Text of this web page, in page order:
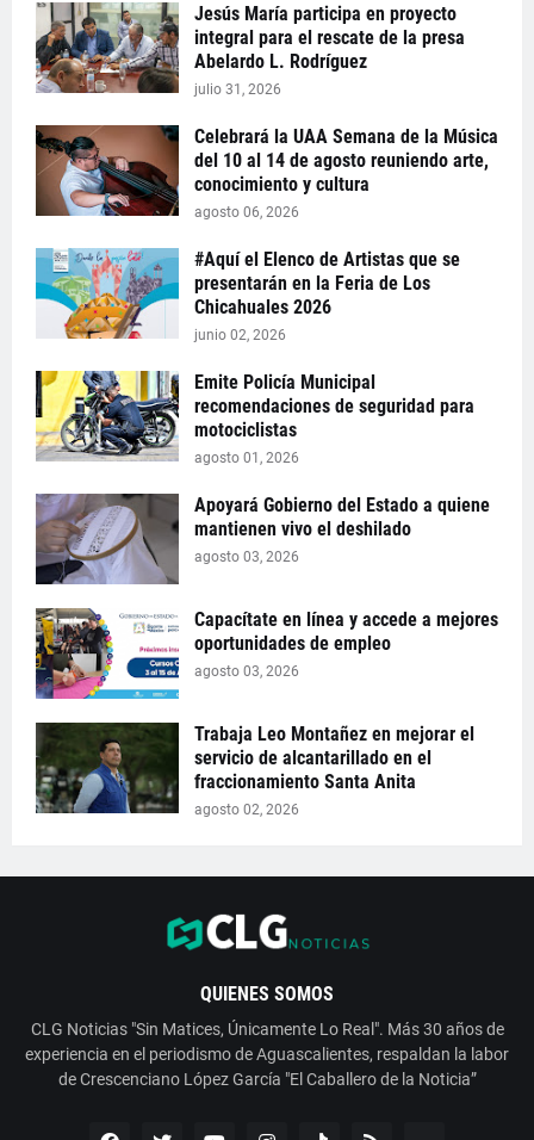
Jesús María participa en proyecto
integral para el rescate de la presa
Abelardo L. Rodríguez
julio 31, 2026
Celebrará la UAA Semana de la Música
del 10 al 14 de agosto reuniendo arte,
conocimiento y cultura
agosto 06, 2026
#Aquí el Elenco de Artistas que se
presentarán en la Feria de Los
Chicahuales 2026
junio 02, 2026
Emite Policía Municipal
recomendaciones de seguridad para
motociclistas
agosto 01, 2026
Apoyará Gobierno del Estado a quiene
mantienen vivo el deshilado
agosto 03, 2026
Capacítate en línea y accede a mejores
oportunidades de empleo
agosto 03, 2026
Trabaja Leo Montañez en mejorar el
servicio de alcantarillado en el
fraccionamiento Santa Anita
agosto 02, 2026
QUIENES SOMOS
CLG Noticias "Sin Matices, Únicamente Lo Real". Más 30 años de
experiencia en el periodismo de Aguascalientes, respaldan la labor
de Crescenciano López García "El Caballero de la Noticia”